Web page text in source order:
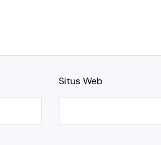
Situs Web